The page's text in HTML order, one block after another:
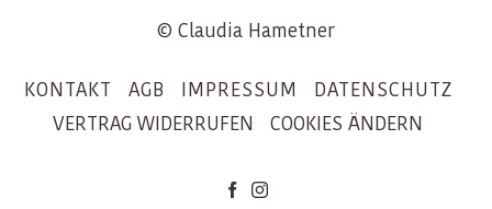
© Claudia Hametner
KONTAKT AGB IMPRESSUM
DATENSCHUTZ
VERTRAG WIDERRUFEN
COOKIES ÄNDERN